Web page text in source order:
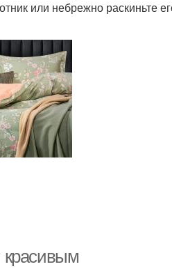
или небрежно раскиньте
красивым